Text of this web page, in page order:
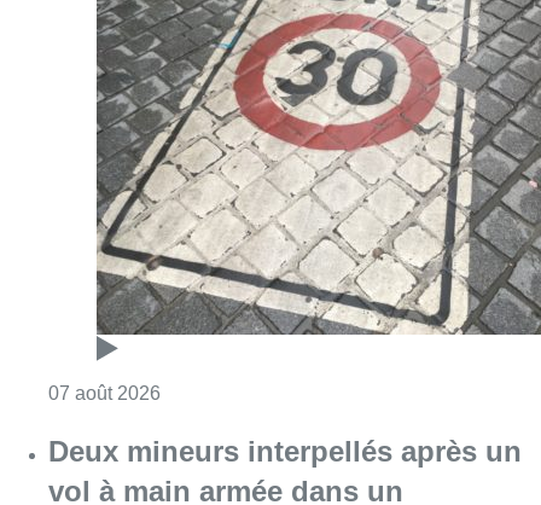
07 août 2026Consulter l'article "Les Bruxellois
Deux mineurs interpellés après un
vol à main armée dans un
commerce bruxellois